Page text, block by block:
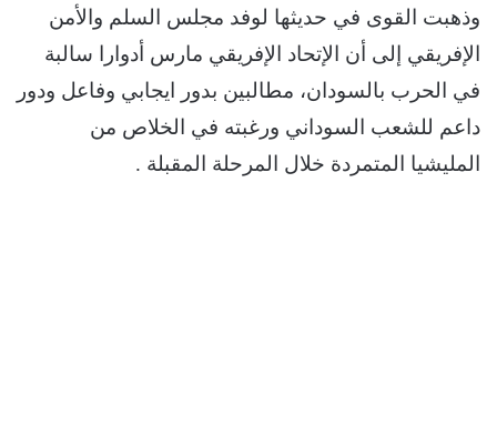
وذهبت القوى في حديثها لوفد مجلس السلم والأمن
الإفريقي إلى أن الإتحاد الإفريقي مارس أدوارا سالبة
في الحرب بالسودان، مطالبين بدور ايجابي وفاعل ودور
داعم للشعب السوداني ورغبته في الخلاص من
المليشيا المتمردة خلال المرحلة المقبلة .